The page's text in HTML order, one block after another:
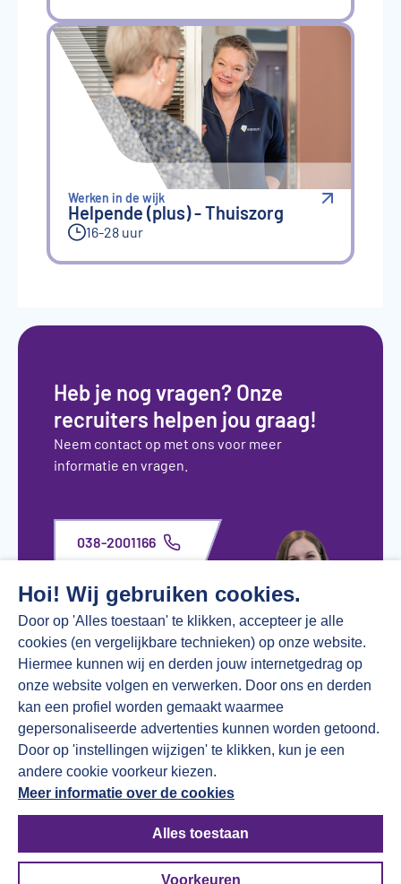
Hoi! Wij gebruiken cookies.
Door op 'Alles toestaan' te klikken, accepteer je alle
cookies (en vergelijkbare technieken) op onze website.
Hiermee kunnen wij en derden jouw internetgedrag op
onze website volgen en verwerken. Door ons en derden
kan een profiel worden gemaakt waarmee
gepersonaliseerde advertenties kunnen worden getoond.
Door op 'instellingen wijzigen' te klikken, kun je een
andere cookie voorkeur kiezen.
Meer informatie over de cookies
Alles toestaan
Voorkeuren
Helpende (plus) - Thuiszorg
Werken in de wijk
16-28 uur
Heb je nog vragen? Onze
recruiters helpen jou graag!
Neem contact op met ons voor meer
informatie en vragen.
038-2001166
werken@vereen.nu
© Copyright 2026 Vereen Werken Bij
TikTok